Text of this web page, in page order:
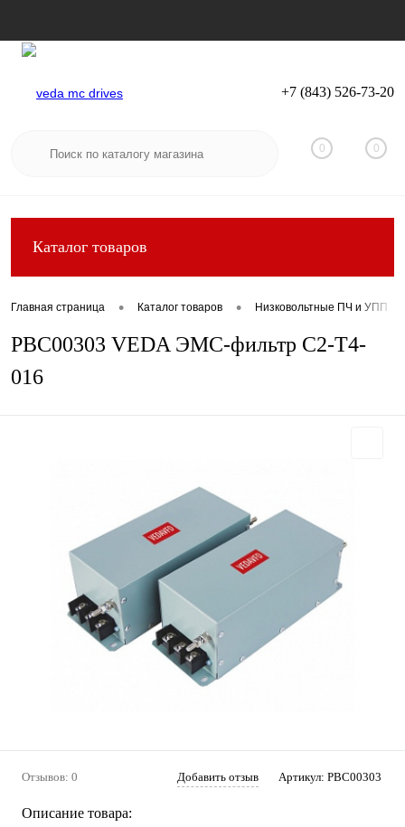
Вход Регистрация
+7 (843) 526-73-20
0 0
Каталог товаров
Главная страница • Каталог товаров • Низковольтные ПЧ и УПП
PBC00303 VEDA ЭМС-фильтр C2-T4-
016
Отзывов: 0 Добавить отзыв Артикул: PBC00303
Описание товара: